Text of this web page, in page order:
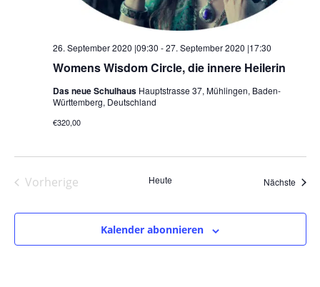
Womens Wisdom Circle, die innere Heilerin
26. September 2020 |09:30 -27. September 2020 |17:30
Das neue Schulhaus Hauptstrasse 37, Mühlingen, Baden-
Württemberg, Deutschland
€320,00
Vorherige
Heute Nächste
Kalender abonnieren